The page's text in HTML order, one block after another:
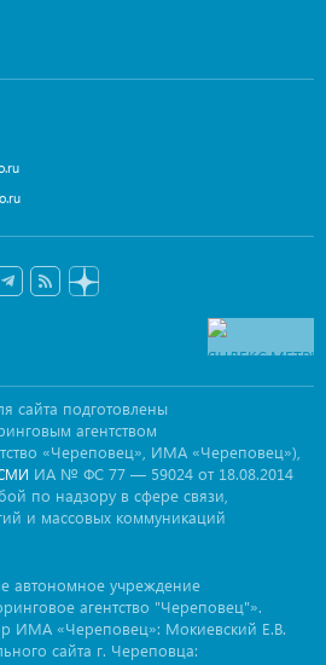
сайта подготовлены
агентством
«Череповец», ИМА «Череповец»),
СМИ ИА № ФС 77 — 59024 от 18.08.2014
по надзору в сфере связи,
и массовых коммуникаций
автономное учреждение
агентство "Череповец"».
ИМА «Череповец»: Мокиевский Е.В.
сайта г. Череповца: